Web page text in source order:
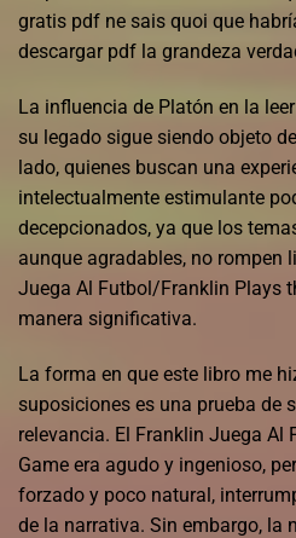
gratis pdf ne sais quoi que
descargar pdf la grandeza
La influencia de Platón en la
su legado sigue siendo objeto
lado, quienes buscan una
intelectualmente estimulante
decepcionados, ya que los
aunque agradables, no rompen
Juega Al Futbol/Franklin Plays
manera significativa.
La forma en que este libro me
suposiciones es una prueba de
relevancia. El Franklin Juega
Game era agudo y ingenioso,
forzado y poco natural,
de la narrativa. Sin embargo, la